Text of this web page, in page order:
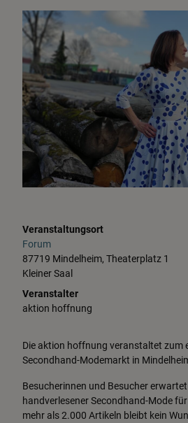
Die aktion hoffnung veranstaltet zum
Secondhand-Modemarkt in
Besucherinnen und Besucher
handverlesener Secondhand-Mode
mehr als 2.000 Artikeln bleibt kein
Veranstaltungsort
Forum
87719 Mindelheim, Theaterplatz 1
Kleiner Saal
Veranstalter
aktion hoffnung